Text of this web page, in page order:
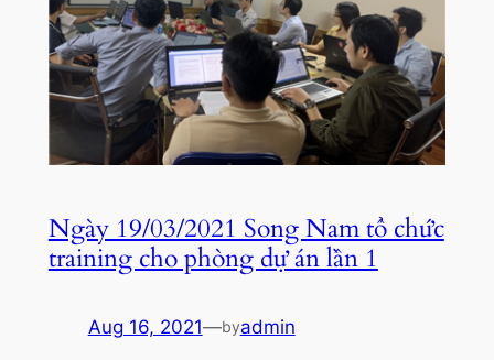
Ngày 19/03/2021 Song Nam tổ chức
training cho phòng dự án lần 1
Aug 16, 2021—byadmin